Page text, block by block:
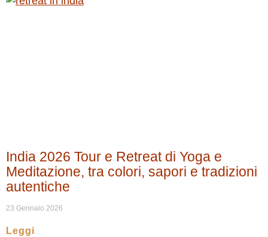
India 2026 Tour e Retreat di Yoga e
Meditazione, tra colori, sapori e tradizioni
autentiche
23 Gennaio 2026
Leggi